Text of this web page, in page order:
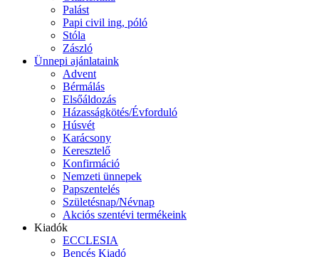
Palást
Papi civil ing, póló
Stóla
Zászló
Ünnepi ajánlataink
Advent
Bérmálás
Elsőáldozás
Házasságkötés/Évforduló
Húsvét
Karácsony
Keresztelő
Konfirmáció
Nemzeti ünnepek
Papszentelés
Születésnap/Névnap
Akciós szentévi termékeink
Kiadók
ECCLESIA
Bencés Kiadó